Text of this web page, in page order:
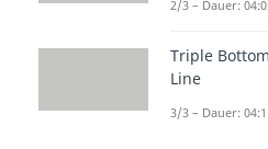
zum
sich weitere
werden die
2/3 – Dauer:
Triple Bottom
Line
3/3 – Dauer: